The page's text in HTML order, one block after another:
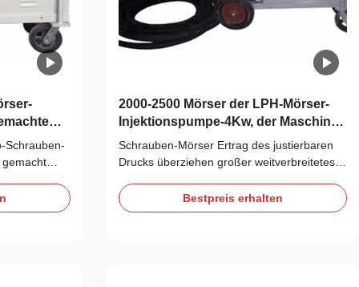
Schrauben-
1.
2000-2500 Mörser der LPH-Mörser-
Injektionspumpe-4Kw, der Maschine
überzieht
Schrauben-Mörser Ertrag des justierbaren
Drucks überziehen großer weitverbreitetes
schließen Flansch-Zusammenbau des
Schrauben-Mörser-Bewurfs an:
Bestpreis erhalten